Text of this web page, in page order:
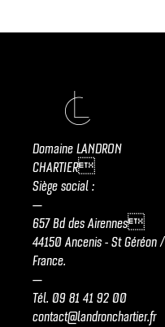
Domaine LANDRON
CHARTIER
Siège social :
—
657 Bd des Airennes
44150 Ancenis - St Géréon /
France.
—
Tél.09 81 41 92 00
contact@landronchartier.fr